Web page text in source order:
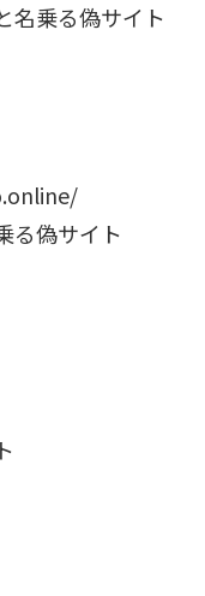
名乗る偽サイト
る偽サイト